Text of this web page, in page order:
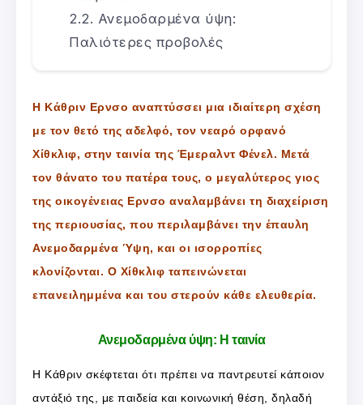
Ανεμοδαρμένα ύψη:
Παλιότερες προβολές
Η Κάθριν Ερνσο αναπτύσσει μια ιδιαίτερη σχέση
με τον θετό της αδελφό, τον νεαρό ορφανό
Χίθκλιφ, στην ταινία της Έμεραλντ Φένελ. Μετά
τον θάνατο του πατέρα τους, ο μεγαλύτερος γιος
της οικογένειας Ερνσο αναλαμβάνει τη διαχείριση
της περιουσίας, που περιλαμβάνει την έπαυλη
Ανεμοδαρμένα Ύψη, και οι ισορροπίες
κλονίζονται. Ο Χίθκλιφ ταπεινώνεται
επανειλημμένα και του στερούν κάθε ελευθερία.
Ανεμοδαρμένα ύψη: Η ταινία
Η Κάθριν σκέφτεται ότι πρέπει να παντρευτεί κάποιον
αντάξιό της, με παιδεία και κοινωνική θέση, δηλαδή